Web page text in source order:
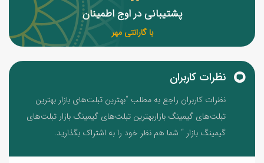
پشتیبانی در اوج اطمینان
با گارانتی مهر
نظرات کاربران
نظرات کاربران راجع به مطلب “بهترین تبلت‌های بازار بهترین
تبلت‌های گیمینگ بازاربهترین تبلت‌های گیمینگ بازار تبلت‌های
گیمینگ بازار “ شما هم نظر خود را به اشتراک بگذارید.